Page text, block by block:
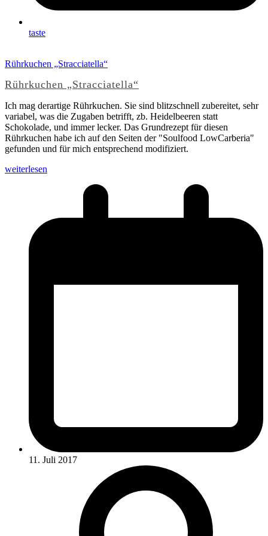
taste
Rührkuchen „Stracciatella“
Rührkuchen „Stracciatella“
Ich mag derartige Rührkuchen. Sie sind blitzschnell zubereitet, sehr
variabel, was die Zugaben betrifft, zb. Heidelbeeren statt
Schokolade, und immer lecker. Das Grundrezept für diesen
Rührkuchen habe ich auf den Seiten der "Soulfood LowCarberia"
gefunden und für mich entsprechend modifiziert.
weiterlesen
11. Juli 2017